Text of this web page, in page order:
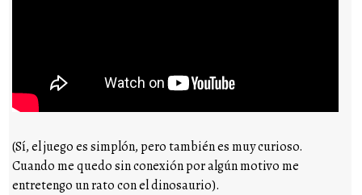
(Sí, el juego es simplón, pero también es muy curioso.
Cuando me quedo sin conexión por algún motivo me
entretengo un rato con el dinosaurio).